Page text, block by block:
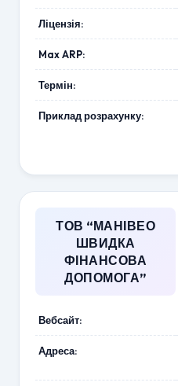
Ліцензія:
Max ARP:
Термін:
Приклад розрахунку:
ТОВ “МАНІВЕО
ШВИДКА
ФІНАНСОВА
ДОПОМОГА”
Вебсайт:
Адреса: